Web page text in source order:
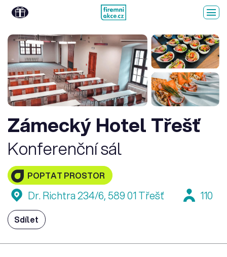
Zámecký Hotel Třešť
Konferenční sál
POPTAT PROSTOR
Dr. Richtra 234/6, 589 01 Třešť 110
Sdílet